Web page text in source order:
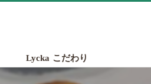
Lycka こだわり